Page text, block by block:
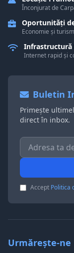
Înconjurat de
Oportunități
Economie și
Infrastructură
Internet rapid și
Buletin
Primește
direct în inbox.
Accept Politica
Urmărește-ne